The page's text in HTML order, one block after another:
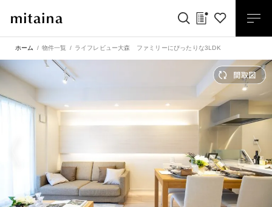
ホーム 物件一覧 ライフレビュー大森 ファミリーにぴったりな3LDK